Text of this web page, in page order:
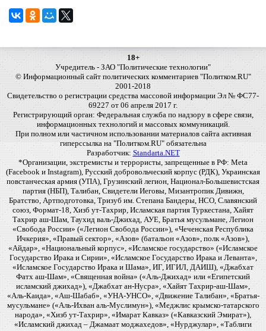
18+
Учредитель - ЗАО "Политические технологии"
© Информационный сайт политических комментариев "Политком.RU"
2001-2018
Свидетельство о регистрации средства массовой информации Эл № ФС77-
69227 от 06 апреля 2017 г.
Регистрирующий орган: Федеральная служба по надзору в сфере связи,
информационных технологий и массовых коммуникаций.
При полном или частичном использовании материалов сайта активная
гиперссылка на "Политком.RU" обязательна
Разработчик: Standarta.NET
*Организации, экстремисты и террористы, запрещенные в РФ: Meta
(Facebook и Instagram), Русский добровольческий корпус (РДК), Украинская
повстанческая армия (УПА), Грузинский легион, Национал-Большевистская
партия (НБП), Талибан, Свидетели Иеговы, Мизантропик Дивижн,
Братство, Артподготовка, Тризуб им. Степана Бандеры, НСО, Славянский
союз, Формат-18, Хизб ут-Тахрир, Исламская партия Туркестана, Хайят
Тахрир аш-Шам, Таухид валь-Джихад, АУЕ, Братья мусульмане, Легион
«Свобода России» («Легион Свобода России»), «Чеченская Республика
Ичкерия», «Правый сектор», «Азов» (батальон «Азов», полк «Азов»),
«Айдар», «Национальный корпус», «Исламское государство» («Исламское
Государство Ирака и Сирии», «Исламское Государство Ирака и Леванта»,
«Исламское Государство Ирака и Шама», ИГ, ИГИЛ, ДАИШ), «Джабхат
Фатх аш-Шам», «Священная война» («Аль-Джихад» или «Египетский
исламский джихад»), «Джабхат ан-Нусра», «Хайят Тахрир-аш-Шам»,
«Аль-Каида», «Аш-Шабаб», «УНА-УНСО», «Движение Талибан», «Братья-
мусульмане» («Аль-Ихван аль-Муслимун»), «Меджлис крымско-татарского
народа», «Хизб ут-Тахрир», «Имарат Кавказ» («Кавказский Эмират»),
«Исламский джихад – Джамаат моджахедов», «Нурджулар», «Таблиги